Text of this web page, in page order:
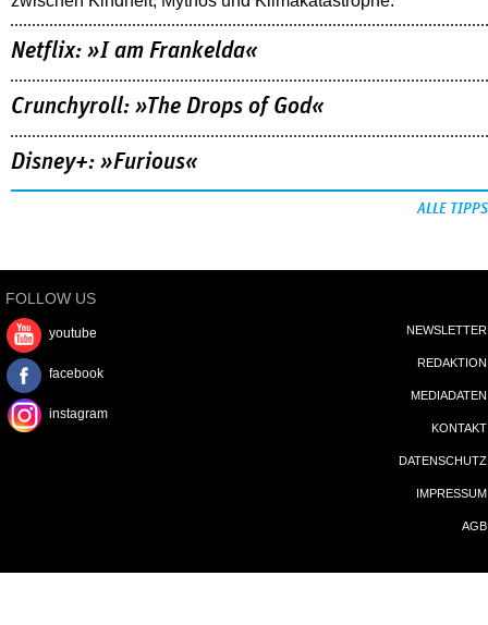
Netflix: »I am Frankelda«
Crunchyroll: »The Drops of God«
Disney+: »Furious«
ALLE TIPPS
FOLLOW US
youtube
facebook
instagram
NEWSLETTER
REDAKTION
MEDIADATEN
KONTAKT
DATENSCHUTZ
IMPRESSUM
AGB